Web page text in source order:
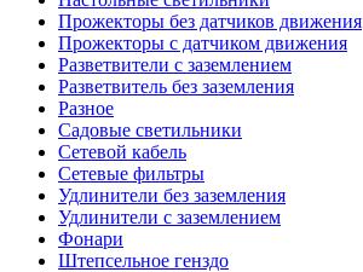
Прожекторы без датчиков движения
Прожекторы с датчиком движения
Разветвители с заземлением
Разветвитель без заземления
Разное
Садовые светильники
Сетевой кабель
Сетевые фильтры
Удлинители без заземления
Удлинители с заземлением
Фонари
Штепсельное генздо